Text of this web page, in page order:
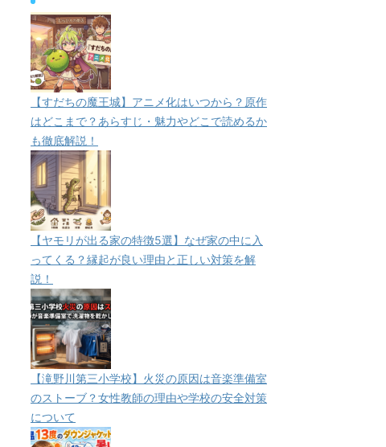
【すだちの魔王城】アニメ化はいつから？原作
はどこまで？あらすじ・魅力やどこで読めるか
も徹底解説！
【ヤモリが出る家の特徴5選】なぜ家の中に入
ってくる？縁起が良い理由と正しい対策を解
説！
【滝野川第三小学校】火災の原因は音楽準備室
のストーブ？女性教師の理由や学校の安全対策
について